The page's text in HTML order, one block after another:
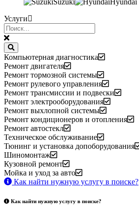
Услуги
Компьютерная диагностика
Ремонт двигателя
Ремонт тормозной системы
Ремонт рулевого управления
Ремонт трансмиссии и подвески
Ремонт электрооборудования
Ремонт выхлопной системы
Ремонт кондиционеров и отопления
Ремонт автостекл
Техническое обслуживание
Тюнинг и установка допоборудования
Шиномонтаж
Кузовной ремонт
Мойка и уход за авто
Как найти нужную услугу в поиске?
Как найти нужную услугу в поиске?